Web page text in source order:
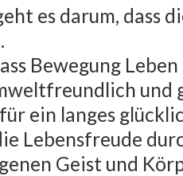
es darum, dass
Bewegung
und
ein langes
Lebensfreude
Geist und